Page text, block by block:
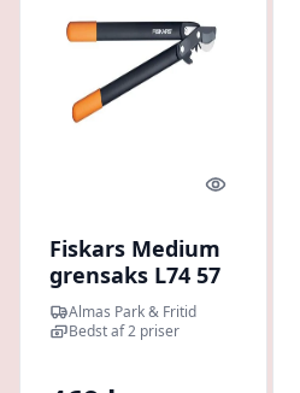
Quick look
Fiskars Medium
grensaks L74 57
Almas Park & Fritid
Bedst af 2 priser